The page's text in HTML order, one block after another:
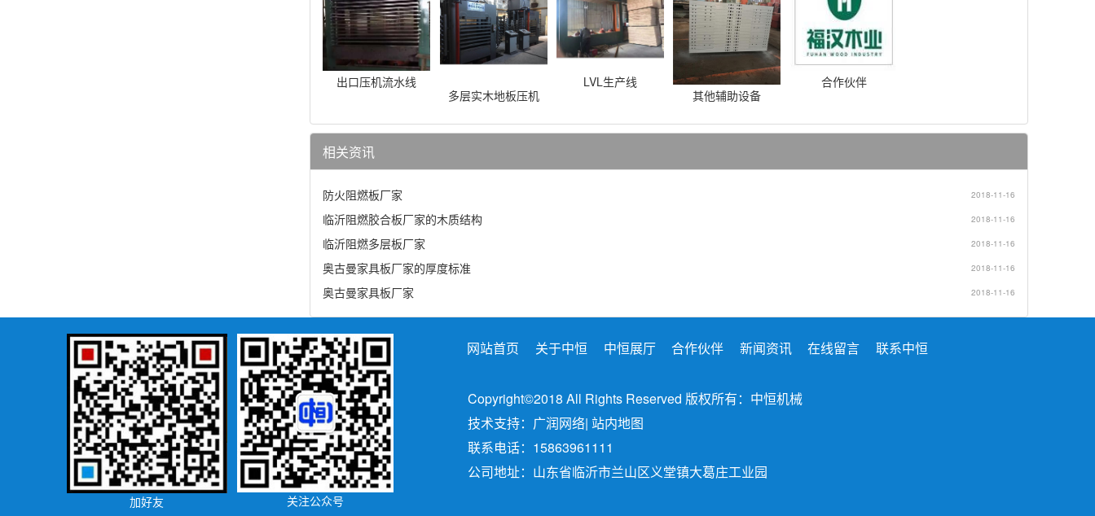
出口压机流水线
多层实木地板压机
LVL生产线
其他辅助设备
合作伙伴
相关资讯
防火阻燃板厂家 2018-11-16
临沂阻燃胶合板厂家的木质结构 2018-11-16
临沂阻燃多层板厂家 2018-11-16
奥古曼家具板厂家的厚度标准 2018-11-16
奥古曼家具板厂家 2018-11-16
加好友 关注公众号
网站首页 关于中恒 中恒展厅 合作伙伴 新闻资讯 在线留言 联系中恒
Copyright©2018 All Rights Reserved 版权所有：中恒机械
技术支持：广润网络| 站内地图
联系电话：15863961111
公司地址：山东省临沂市兰山区义堂镇大葛庄工业园